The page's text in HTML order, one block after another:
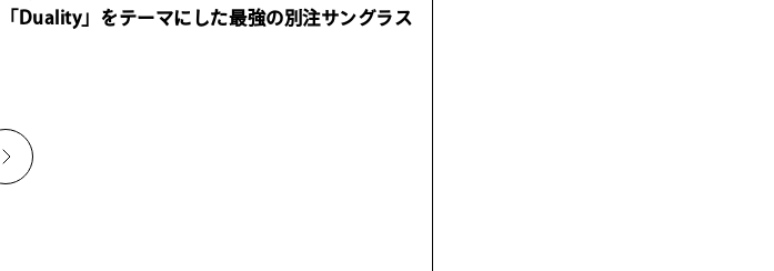
「Duality」をテーマにした最強の別注サングラス